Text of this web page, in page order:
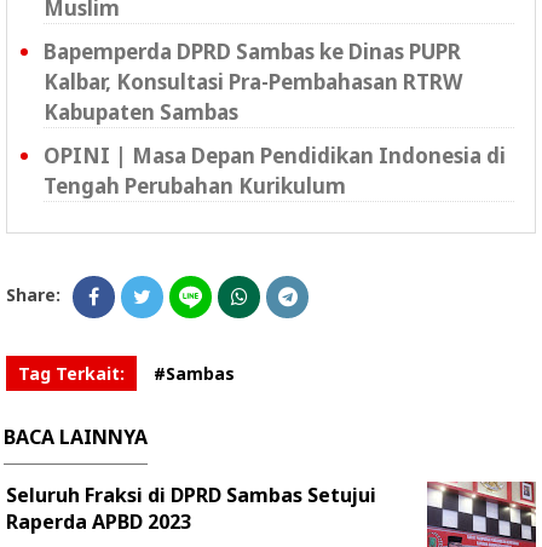
Muslim
Bapemperda DPRD Sambas ke Dinas PUPR
Kalbar, Konsultasi Pra-Pembahasan RTRW
Kabupaten Sambas
OPINI | Masa Depan Pendidikan Indonesia di
Tengah Perubahan Kurikulum
Share:
Tag Terkait: #Sambas
BACA LAINNYA
Seluruh Fraksi di DPRD Sambas Setujui
Raperda APBD 2023